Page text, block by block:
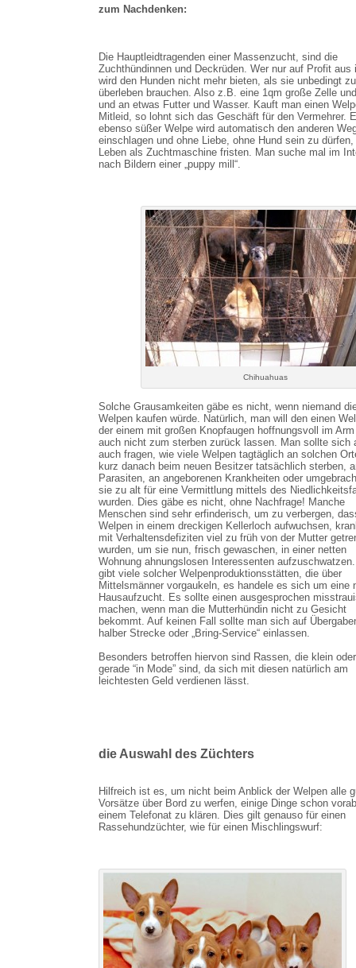
zum Nachdenken:
Die Hauptleidtragenden einer Massenzucht, sind die
Zuchthündinnen und Deckrüden. Wer nur auf Profit aus
wird den Hunden nicht mehr bieten, als sie unbedingt
überleben brauchen. Also z.B. eine 1qm große Zelle
und an etwas Futter und Wasser. Kauft man einen
Mitleid, so lohnt sich das Geschäft für den Vermehrer.
ebenso süßer Welpe wird automatisch den anderen
einschlagen und ohne Liebe, ohne Hund sein zu
Leben als Zuchtmaschine fristen. Man suche mal im
nach Bildern einer „puppy mill“.
Chihuahuas
Solche Grausamkeiten gäbe es nicht, wenn niemand
Welpen kaufen würde. Natürlich, man will den einen
der einem mit großen Knopfaugen hoffnungsvoll im
auch nicht zum sterben zurück lassen. Man sollte sich
auch fragen, wie viele Welpen tagtäglich an solchen
kurz danach beim neuen Besitzer tatsächlich sterben,
Parasiten, an angeborenen Krankheiten oder
sie zu alt für eine Vermittlung mittels des
wurden. Dies gäbe es nicht, ohne Nachfrage! Manche
Menschen sind sehr erfinderisch, um zu verbergen,
Welpen in einem dreckigen Kellerloch aufwuchsen,
mit Verhaltensdefiziten viel zu früh von der Mutter
wurden, um sie nun, frisch gewaschen, in einer netten
Wohnung ahnungslosen Interessenten
gibt viele solcher Welpenproduktionsstätten, die über
Mittelsmänner vorgaukeln, es handele es sich um eine
Hausaufzucht. Es sollte einen ausgesprochen
machen, wenn man die Mutterhündin nicht zu Gesicht
bekommt. Auf keinen Fall sollte man sich auf
halber Strecke oder „Bring-Service“ einlassen.
Besonders betroffen hiervon sind Rassen, die klein oder
gerade “in Mode” sind, da sich mit diesen natürlich am
leichtesten Geld verdienen lässt.
die Auswahl des Züchters
Hilfreich ist es, um nicht beim Anblick der Welpen alle
Vorsätze über Bord zu werfen, einige Dinge schon
einem Telefonat zu klären. Dies gilt genauso für einen
Rassehundzüchter, wie für einen Mischlingswurf: